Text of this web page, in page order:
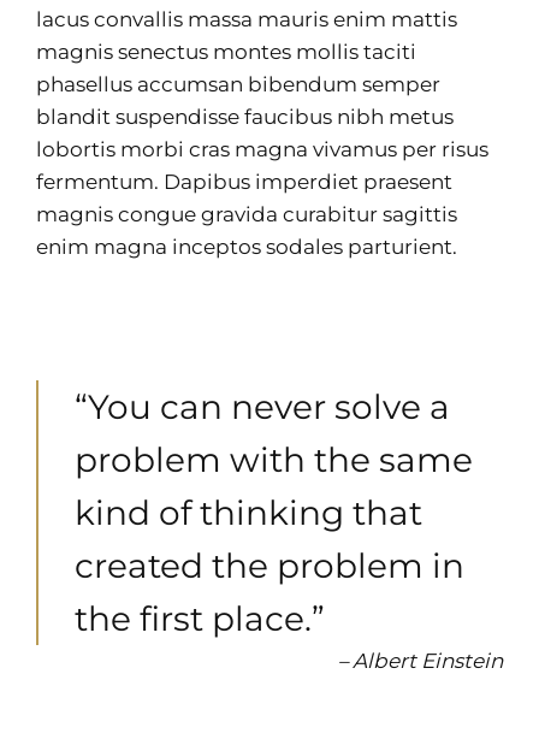
lacus convallis massa mauris enim mattis
magnis senectus montes mollis taciti
phasellus accumsan bibendum semper
blandit suspendisse faucibus nibh metus
lobortis morbi cras magna vivamus per risus
fermentum. Dapibus imperdiet praesent
magnis congue gravida curabitur sagittis
enim magna inceptos sodales parturient.
“You can never solve a
problem with the same
kind of thinking that
created the problem in
the first place.”
– Albert Einstein